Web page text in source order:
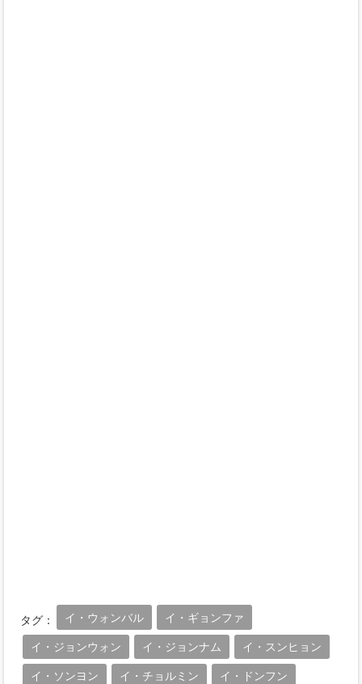
タグ： イ・ウォンバル イ・ギョンファ
イ・ジョンウォン イ・ジョンナム イ・スンヒョン
イ・ソンヨン イ・チョルミン イ・ドンフン